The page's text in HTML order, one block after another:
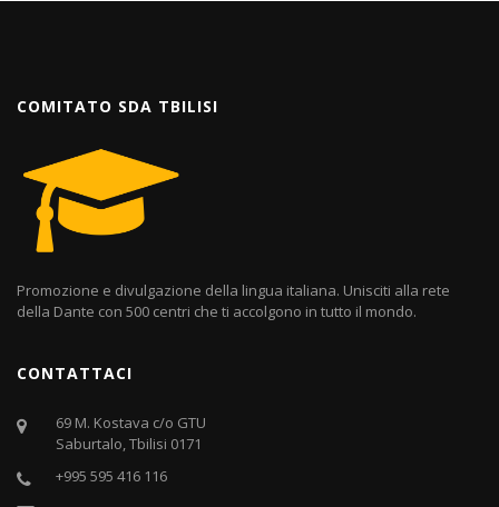
COMITATO SDA TBILISI
Promozione e divulgazione della lingua italiana. Unisciti alla rete
della Dante con 500 centri che ti accolgono in tutto il mondo.
CONTATTACI
69 M. Kostava c/o GTU
Saburtalo, Tbilisi 0171
+995 595 416 116